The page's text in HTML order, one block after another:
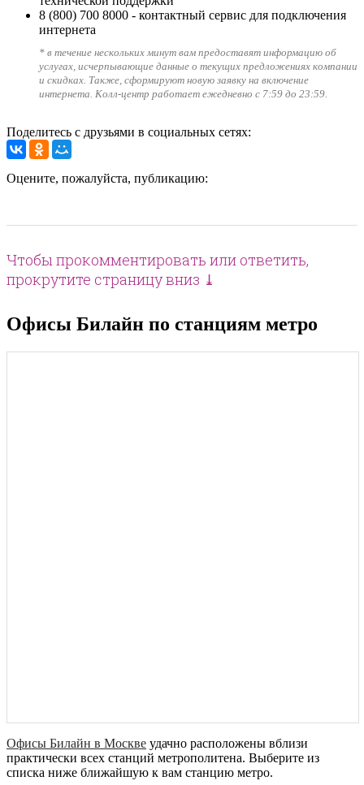
8 (800) 700 8000 - контактный сервис для подключения
интернета
* в течение нескольких минут вам предоставят информацию об
услугах, исчерпывающие данные о текущих предложениях компании
и скидках. Также, сформируют новую заявку на включение
интернета. Колл-центр работает ежедневно с 7:59 до 23:59.
Поделитесь с друзьями в социальных сетях:
Оцените, пожалуйста, публикацию:
Чтобы прокомментировать или ответить,
прокрутите страницу вниз ⤓
Офисы Билайн по станциям метро
Офисы Билайн в Москве удачно расположены вблизи
практически всех станций метрополитена. Выберите из
списка ниже ближайшую к вам станцию метро.